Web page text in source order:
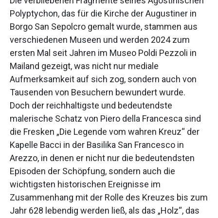
Polyptychon, das für die Kirche der Augustiner in
Borgo San Sepolcro gemalt wurde, stammen aus
verschiedenen Museen und werden 2024 zum
ersten Mal seit Jahren im Museo Poldi Pezzoli in
Mailand gezeigt, was nicht nur mediale
Aufmerksamkeit auf sich zog, sondern auch von
Tausenden von Besuchern bewundert wurde.
Doch der reichhaltigste und bedeutendste
malerische Schatz von Piero della Francesca sind
die Fresken „Die Legende vom wahren Kreuz“ der
Kapelle Bacci in der Basilika San Francesco in
Arezzo, in denen er nicht nur die bedeutendsten
Episoden der Schöpfung, sondern auch die
wichtigsten historischen Ereignisse im
Zusammenhang mit der Rolle des Kreuzes bis zum
Jahr 628 lebendig werden ließ, als das „Holz“, das